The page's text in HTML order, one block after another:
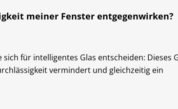
meiner Fenster entgegenwirken?
für intelligentes Glas entscheiden: Dieses
vermindert und gleichzeitig ein